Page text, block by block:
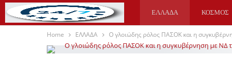
ΕΛΛΑΔΑ ΚΟΣΜΟΣ
ΥΓΕΙΑ ΑΘΛΗΤΙΚΑ
Home ΕΛΛΑΔΑ Ο γλοιώδης ρόλος ΠΑΣΟΚ και η